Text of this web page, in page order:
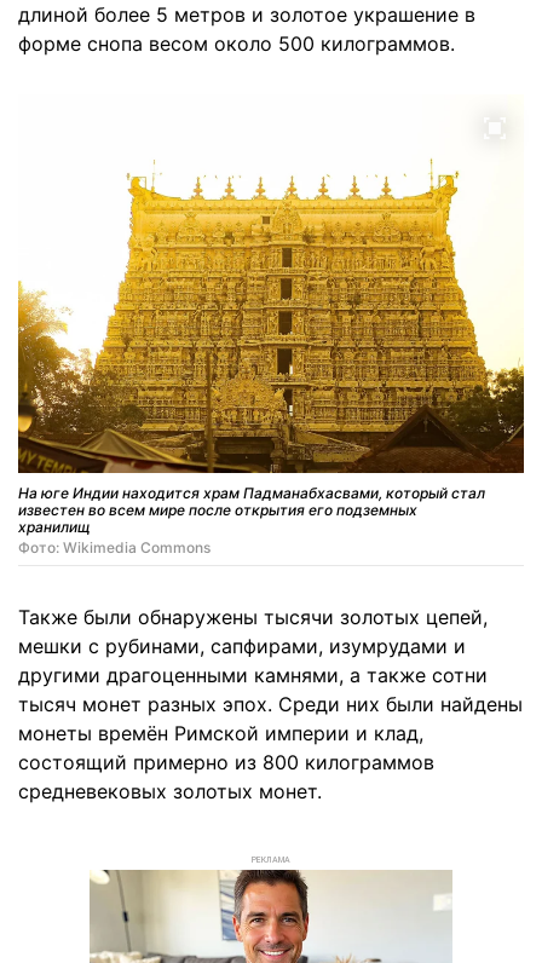
длиной более 5 метров и золотое украшение в
форме снопа весом около 500 килограммов.
На юге Индии находится храм Падманабхасвами, который стал
известен во всем мире после открытия его подземных
хранилищ
Фото: Wikimedia Commons
Также были обнаружены тысячи золотых цепей,
мешки с рубинами, сапфирами, изумрудами и
другими драгоценными камнями, а также сотни
тысяч монет разных эпох. Среди них были найдены
монеты времён Римской империи и клад,
состоящий примерно из 800 килограммов
средневековых золотых монет.
РЕКЛАМА